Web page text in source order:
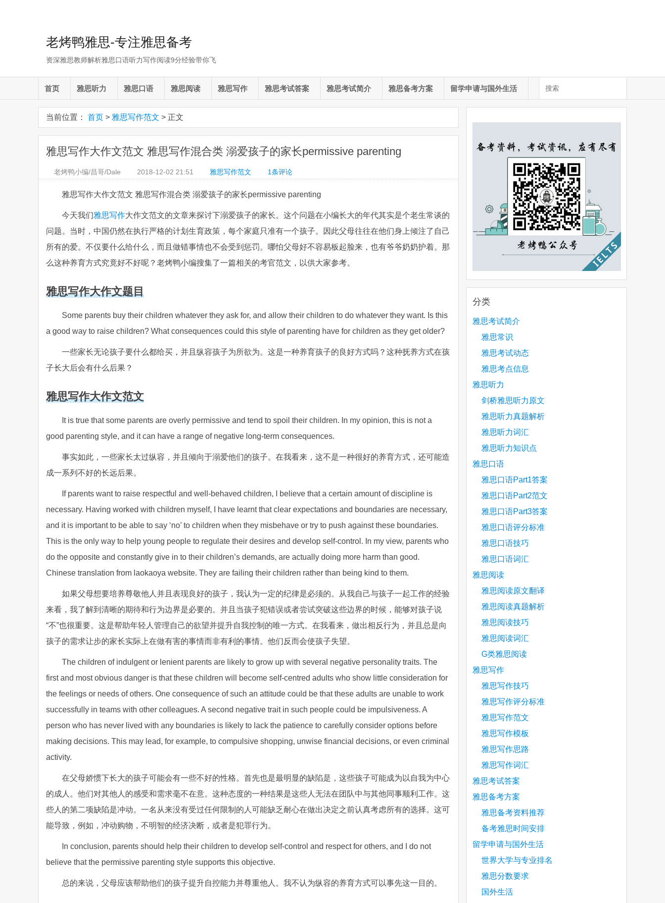
老烤鸭雅思-专注雅思备考
资深雅思教师解析雅思口语听力写作阅读9分经验带你飞
首页 雅思听力 雅思口语 雅思阅读 雅思写作 雅思考试答案 雅思考试简介 雅思备考方案 留学申请与国外生活
当前位置： 首页 > 雅思写作范文 > 正文
雅思写作大作文范文 雅思写作混合类 溺爱孩子的家长permissive parenting
老烤鸭小编/昌哥/Dale 2018-12-02 21:51 雅思写作范文 1条评论
雅思写作大作文范文 雅思写作混合类 溺爱孩子的家长permissive parenting
今天我们雅思写作大作文范文的文章来探讨下溺爱孩子的家长。这个问题在小编长大的年代其实是个老生常谈的
问题。当时，中国仍然在执行严格的计划生育政策，每个家庭只准有一个孩子。因此父母往往在他们身上倾注了自己
所有的爱。不仅要什么给什么，而且做错事情也不会受到惩罚。哪怕父母好不容易板起脸来，也有爷爷奶奶护着。那
么这种养育方式究竟好不好呢？老烤鸭小编搜集了一篇相关的考官范文，以供大家参考。
雅思写作大作文题目
Some parents buy their children whatever they ask for, and allow their children to do whatever they want. Is this
a good way to raise children? What consequences could this style of parenting have for children as they get older?
一些家长无论孩子要什么都给买，并且纵容孩子为所欲为。这是一种养育孩子的良好方式吗？这种抚养方式在孩
子长大后会有什么后果？
雅思写作大作文范文
It is true that some parents are overly permissive and tend to spoil their children. In my opinion, this is not a
good parenting style, and it can have a range of negative long-term consequences.
事实如此，一些家长太过纵容，并且倾向于溺爱他们的孩子。在我看来，这不是一种很好的养育方式，还可能造
成一系列不好的长远后果。
If parents want to raise respectful and well-behaved children, I believe that a certain amount of discipline is
necessary. Having worked with children myself, I have learnt that clear expectations and boundaries are necessary,
and it is important to be able to say ‘no’ to children when they misbehave or try to push against these boundaries.
This is the only way to help young people to regulate their desires and develop self-control. In my view, parents who
do the opposite and constantly give in to their children’s demands, are actually doing more harm than good.
Chinese translation from laokaoya website. They are failing their children rather than being kind to them.
如果父母想要培养尊敬他人并且表现良好的孩子，我认为一定的纪律是必须的。从我自己与孩子一起工作的经验
来看，我了解到清晰的期待和行为边界是必要的。并且当孩子犯错误或者尝试突破这些边界的时候，能够对孩子说
“不”也很重要。这是帮助年轻人管理自己的欲望并提升自我控制的唯一方式。在我看来，做出相反行为，并且总是向
孩子的需求让步的家长实际上在做有害的事情而非有利的事情。他们反而会使孩子失望。
The children of indulgent or lenient parents are likely to grow up with several negative personality traits. The
first and most obvious danger is that these children will become self-centred adults who show little consideration for
the feelings or needs of others. One consequence of such an attitude could be that these adults are unable to work
successfully in teams with other colleagues. A second negative trait in such people could be impulsiveness. A
person who has never lived with any boundaries is likely to lack the patience to carefully consider options before
making decisions. This may lead, for example, to compulsive shopping, unwise financial decisions, or even criminal
activity.
在父母娇惯下长大的孩子可能会有一些不好的性格。首先也是最明显的缺陷是，这些孩子可能成为以自我为中心
的成人。他们对其他人的感受和需求毫不在意。这种态度的一种结果是这些人无法在团队中与其他同事顺利工作。这
些人的第二项缺陷是冲动。一名从来没有受过任何限制的人可能缺乏耐心在做出决定之前认真考虑所有的选择。这可
能导致，例如，冲动购物，不明智的经济决断，或者是犯罪行为。
In conclusion, parents should help their children to develop self-control and respect for others, and I do not
believe that the permissive parenting style supports this objective.
总的来说，父母应该帮助他们的孩子提升自控能力并尊重他人。我不认为纵容的养育方式可以事先这一目的。
分类
雅思考试简介
雅思常识
雅思考试动态
雅思考点信息
雅思听力
剑桥雅思听力原文
雅思听力真题解析
雅思听力词汇
雅思听力知识点
雅思口语
雅思口语Part1答案
雅思口语Part2范文
雅思口语Part3答案
雅思口语评分标准
雅思口语技巧
雅思口语词汇
雅思阅读
雅思阅读原文翻译
雅思阅读真题解析
雅思阅读技巧
雅思阅读词汇
G类雅思阅读
雅思写作
雅思写作技巧
雅思写作评分标准
雅思写作范文
雅思写作模板
雅思写作思路
雅思写作词汇
雅思考试答案
雅思备考方案
雅思备考资料推荐
备考雅思时间安排
留学申请与国外生活
世界大学与专业排名
雅思分数要求
国外生活